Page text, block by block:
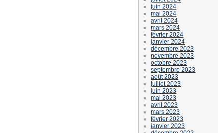
juin 2024
mai 2024
avril 2024
mars 2024
février 2024
janvier 2024
décembre 2023
novembre 2023
octobre 2023
septembre 2023
août 2023
juillet 2023
juin 2023
mai 2023
avril 2023
mars 2023
février 2023
janvier 2023